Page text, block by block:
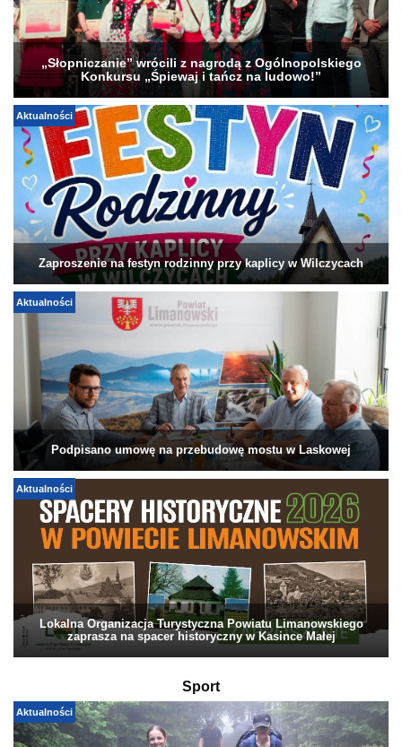
„Słopniczanie” wrócili z nagrodą z Ogólnopolskiego
Konkursu „Śpiewaj i tańcz na ludowo!”
Aktualności
Zaproszenie na festyn rodzinny przy kaplicy w Wilczycach
Aktualności
Podpisano umowę na przebudowę mostu w Laskowej
Aktualności
Lokalna Organizacja Turystyczna Powiatu Limanowskiego
zaprasza na spacer historyczny w Kasince Małej
Sport
Aktualności